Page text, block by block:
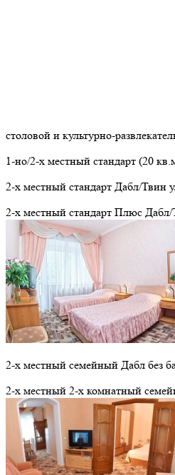
столовой и культурно-
1-но/2-х местный стандарт (20
2-х местный стандарт Дабл/Твин
2-х местный стандарт Плюс Дабл/
2-х местный семейный Дабл без
2-х местный 2-х комнатный